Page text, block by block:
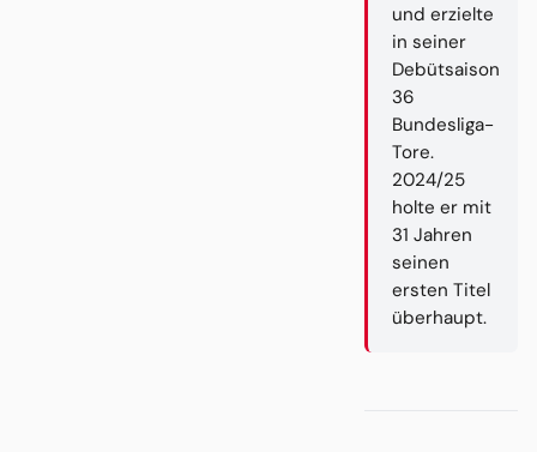
und erzielte
in seiner
Debütsaison
36
Bundesliga-
Tore.
2024/25
holte er mit
31 Jahren
seinen
ersten Titel
überhaupt.